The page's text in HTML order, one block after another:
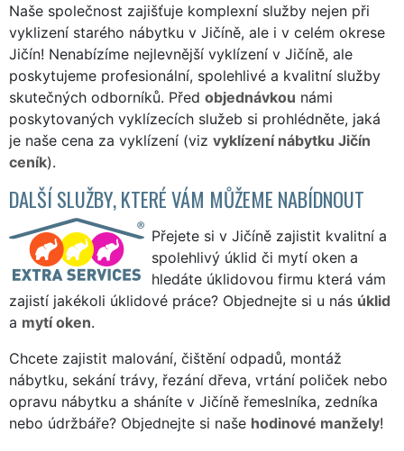
Naše společnost zajišťuje komplexní služby nejen při
vyklizení starého nábytku v Jičíně, ale i v celém okrese
Jičín! Nenabízíme nejlevnější vyklízení v Jičíně, ale
poskytujeme profesionální, spolehlivé a kvalitní služby
skutečných odborníků. Před objednávkou námi
poskytovaných vyklízecích služeb si prohlédněte, jaká
je naše cena za vyklízení (viz vyklízení nábytku Jičín
ceník).
DALŠÍ SLUŽBY, KTERÉ VÁM MŮŽEME NABÍDNOUT
Přejete si v Jičíně zajistit kvalitní a
spolehlivý úklid či mytí oken a
hledáte úklidovou firmu která vám
zajistí jakékoli úklidové práce? Objednejte si u nás úklid
a mytí oken.
Chcete zajistit malování, čištění odpadů, montáž
nábytku, sekání trávy, řezání dřeva, vrtání poliček nebo
opravu nábytku a sháníte v Jičíně řemeslníka, zedníka
nebo údržbáře? Objednejte si naše hodinové manžely!